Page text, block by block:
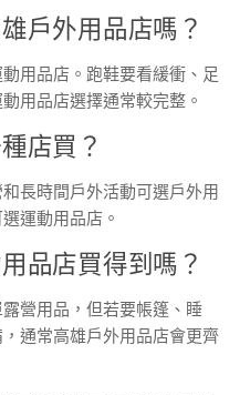
戶外用品店嗎？
用品店。跑鞋要看緩衝、足
用品店選擇通常較完整。
店買？
長時間戶外活動可選戶外用
運動用品店。
品店買得到嗎？
營用品，但若要帳篷、睡
通常高雄戶外用品店會更齊